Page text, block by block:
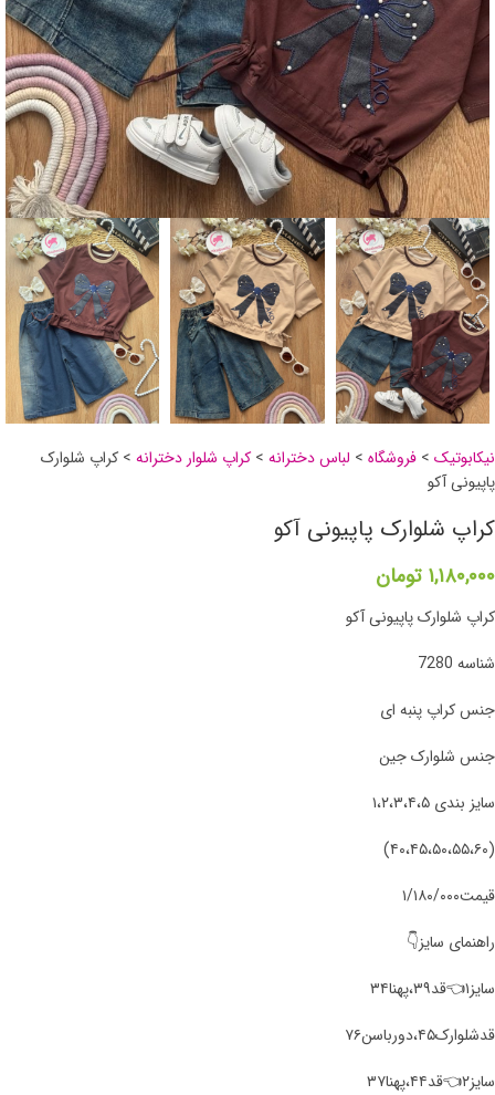
نیکابوتیک > فروشگاه > لباس دخترانه > کراپ شلوار دخترانه > کراپ شلوارک
پاپیونی آکو
کراپ شلوارک پاپیونی آکو
۱,۱۸۰,۰۰۰ تومان
کراپ شلوارک پاپیونی آکو
شناسه 7280
جنس کراپ پنبه ای
جنس شلوارک جین
سایز بندی ۱،۲،۳،۴،۵
(۴۰،۴۵،۵۰،۵۵،۶۰)
قیمت۱/۱۸۰/۰۰۰
راهنمای سایز👇
سایز۱👈قد۳۹،پهنا۳۴
قد‌شلوارک۴۵،دورباسن۷۶
سایز۲👈قد۴۴،پهنا۳۷